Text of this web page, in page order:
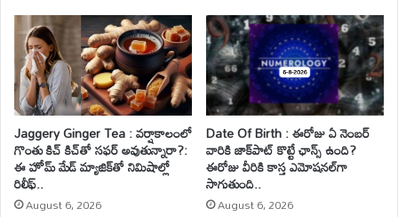
Jaggery Ginger Tea : వర్షాకాలంలో
గొంతు కిచ్ కిచ్‌తో సఫర్ అవుతున్నారా?:
ఈ హోమ్ మేడ్ మ్యాజిక్‌తో నిమిషాల్లో
రిలీఫ్..
August 6, 2026
Date Of Birth : ఈరోజు ఏ నెంబర్
వారికి జాక్‌పాట్ కొట్టే ఛాన్స్ ఉంది?
ఈరోజు వీరికి కాస్త ఎమోషనల్‌గా
సాగుతుంది..
August 6, 2026